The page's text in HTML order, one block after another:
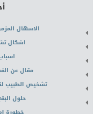
الاسهال
اشكال
مقال عن
تشخيص الطبيب
حلول